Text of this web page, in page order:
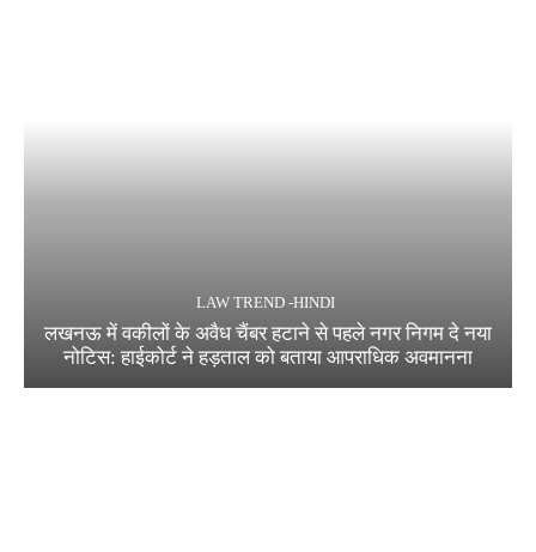
LAW TREND -HINDI
लखनऊ में वकीलों के अवैध चैंबर हटाने से पहले नगर निगम दे नया
नोटिस: हाईकोर्ट ने हड़ताल को बताया आपराधिक अवमानना